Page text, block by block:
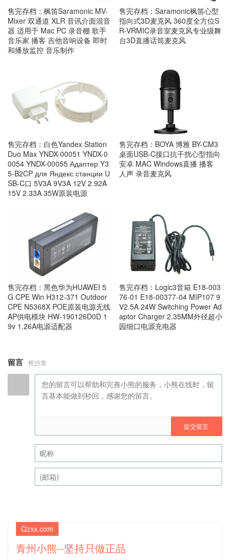
售完存档：枫笛Saramonic MV-
Mixer 双通道 XLR 音讯介面混音
器 适用于 Mac PC 录音棚 歌手
音乐家 播客 吉他音响设备 即时
和播放监控 音乐制作
售完存档：Saramonic枫笛心型
指向式3D麦克风 360度全方位S
R-VRMIC录音室麦克风专业级舞
台3D直播话筒麦克风
售完存档：白色Yandex Station
Duo Max YNDX-00051 YNDX-0
0054 YNDX-00055 Адаптер Y3
5-B2CP для Яндекс станции U
SB-C口 5V3A 9V3A 12V 2.92A
15V 2.33A 35W原装电源
售完存档：BOYA 博雅 BY-CM3
桌面USB-C接口抗干扰心型指向
安卓 MAC Windows直播 播客
人声 录音麦克风
售完存档：黑色华为HUAWEI 5
G CPE Win H312-371 Outdoor
CPE N5368X POE原装电源无线
AP供电模块 HW-190126D0D 1
9v 1.26A电源适配器
售完存档：Logic3音箱 E18-003
76-01 E18-00377-04 MIP107 9
V2.5A 24W Switching Power Ad
aptor Charger 2.35MM外径超小
园细口电源充电器
留言 抢沙发
提交留言
昵称 (必填)
Qzxx.com
青州小熊--坚持只做正品